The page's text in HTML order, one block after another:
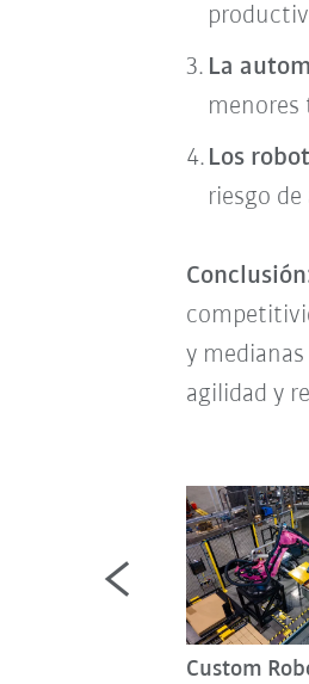
La
menores
Los
riesgo
y
agilidad y
Custom